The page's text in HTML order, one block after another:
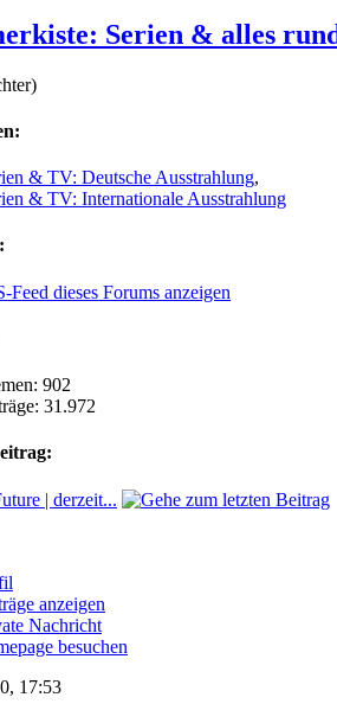
Serien & alles
& TV: Deutsche Ausstrahlung,
& TV: Internationale Ausstrahlung
Feed dieses Forums anzeigen
902
31.972
| derzeit...
anzeigen
Nachricht
besuchen
17:53